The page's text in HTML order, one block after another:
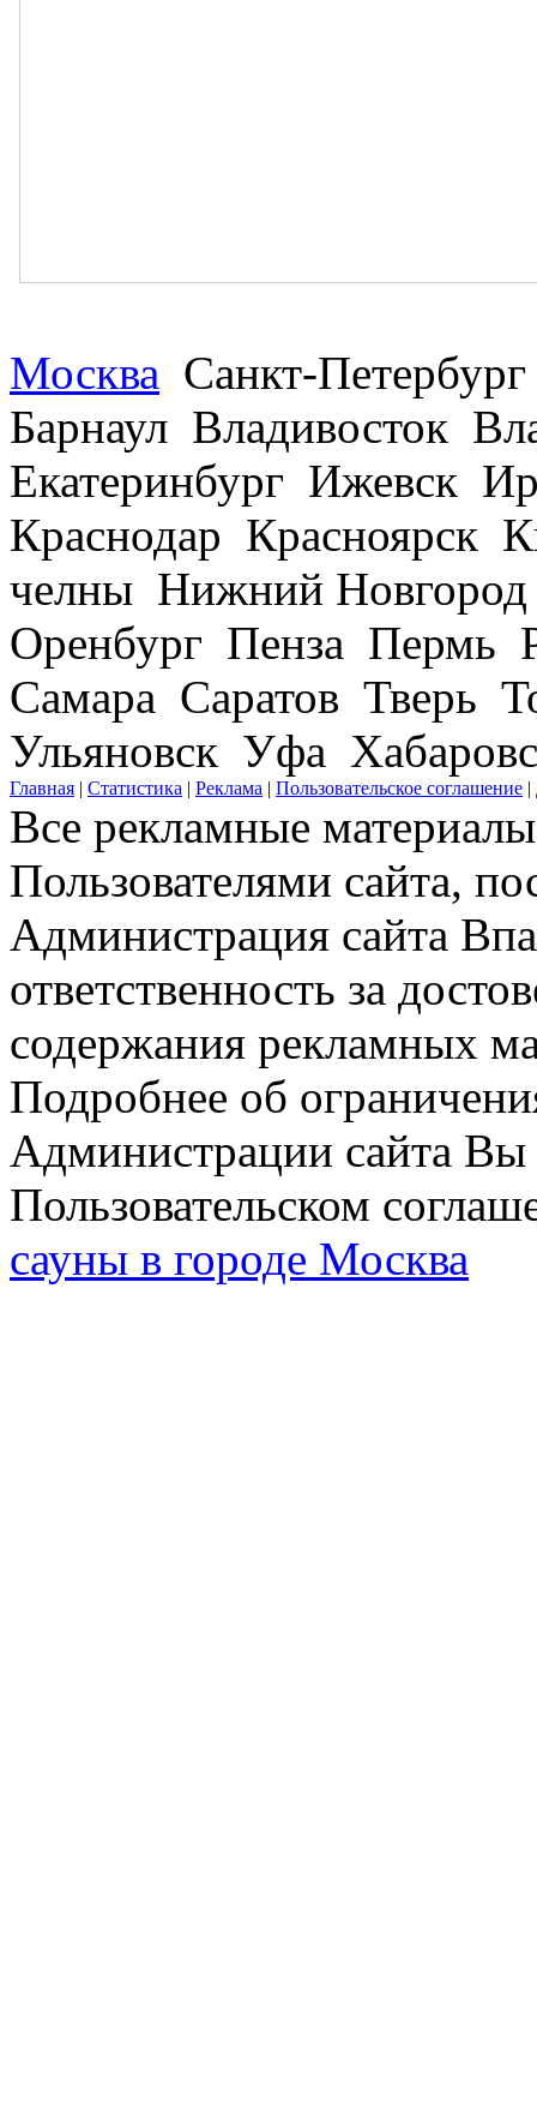
Москва Санкт-
Барнаул Владивосток
Екатеринбург Ижевск
Краснодар Красноярск
челны Нижний
Оренбург Пенза Пермь
Самара Саратов Тверь
Ульяновск Уфа
Главная | Статистика | Реклама | Пользовательское соглашение |
Все рекламные
Пользователями сайта,
Администрация сайта
ответственность за
содержания рекламных
Подробнее об
Администрации сайта Вы
Пользовательском
сауны в городе Москва